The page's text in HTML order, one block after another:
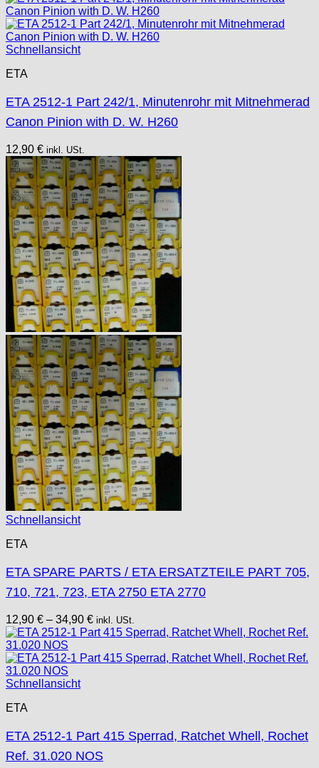
Schnellansicht
ETA
ETA 2512-1 Part 242/1, Minutenrohr mit Mitnehmerad
Canon Pinion with D. W. H260
12,90 € inkl. USt.
Schnellansicht
ETA
ETA SPARE PARTS / ETA ERSATZTEILE PART 705,
710, 721, 723, ETA 2750 ETA 2770
12,90 € – 34,90 € inkl. USt.
Schnellansicht
ETA
ETA 2512-1 Part 415 Sperrad, Ratchet Whell, Rochet
Ref. 31.020 NOS